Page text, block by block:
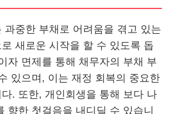
과중한 부채로 어려움을 겪고 있는
새로운 시작을 할 수 있도록 돕
자 면제를 통해 채무자의 부채 부
있으며, 이는 재정 회복의 중요한
. 또한, 개인회생을 통해 보다 나
향한 첫걸음을 내디딜 수 있습니